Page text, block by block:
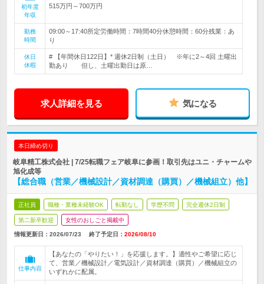
初年度
年収
515万円～700万円
勤務
時間
09:00～17:40所定労働時間：7時間40分休憩時間：60分残業：あ
り
休日
休暇
# 【年間休日122日】* 週休2日制（土日） ※年に2～4回 土曜出
勤あり 但し、土曜出勤日は原…
求人詳細を見る 気になる
本日締め切り
岐阜精工株式会社 | 7/25転職フェア岐阜に参画！取引先はユニ・チャームや
旭化成等
【総合職（営業／機械設計／資材調達（購買）／機械組立）他】
正社員 職種・業種未経験OK 転勤なし 学歴不問 完全週休2日制
第二新卒歓迎 女性のおしごと掲載中
情報更新日：2026/07/23 終了予定日： 2026/08/10
仕事内容
【あなたの「やりたい！」を応援します。】適性やご希望に応じ
て、営業／機械設計／電気設計／資材調達（購買）／機械組立の
いずれかに配属。